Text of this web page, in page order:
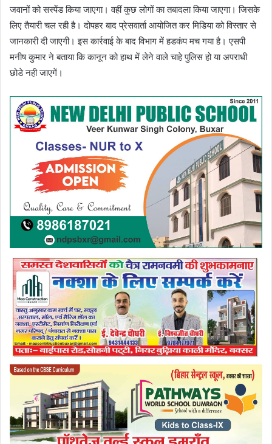
जवानों को सस्पेंड किया जाएगा। वहीं कुछ लोगों का तबादला किया जाएगा। जिसके
लिए तैयारी चल रही है। दोपहर बाद प्रेसवार्ता आयोजित कर मिडिया को विस्तार से
जानकारी दी जाएगी। इस कार्रवाई के बाद विभाग में हडकंप मच गया है। एसपी
मनीष कुमार ने बताया कि कानून को हाथ में लेने वाले चाहे पुलिस हो या अपराधी
छोडे नही जाएगें।